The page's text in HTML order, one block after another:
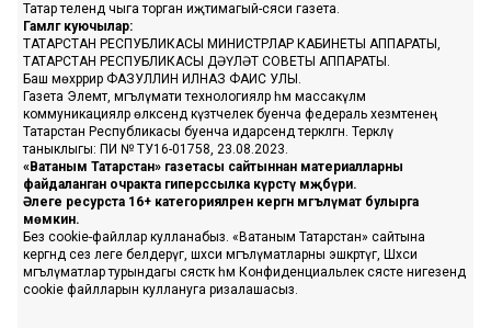
Татар телендә чыга торган иҗтимагый-сәяси газета.
Гамәлгә куючылар:
ТАТАРСТАН РЕСПУБЛИКАСЫ МИНИСТРЛАР КАБИНЕТЫ АППАРАТЫ,
ТАТАРСТАН РЕСПУБЛИКАСЫ ДӘҮЛӘТ СОВЕТЫ АППАРАТЫ.
Баш мөхәррир ФАЗУЛЛИН ИЛНАЗ ФАИС УЛЫ.
Газета Элемтә, мәгълүмати технологияләр һәм массакүләм
коммуникацияләр өлкәсендә күзәтчелек буенча федераль хезмәтенең
Татарстан Республикасы буенча идарәсендә теркәлгән. Теркәлү
таныклыгы: ПИ № ТУ16-01758, 23.08.2023.
«Ватаным Татарстан» газетасы сайтыннан материалларны
файдаланган очракта гиперссылка күрсәтү мәҗбүри.
Әлеге ресурста 16+ категорияләренә кергән мәгълүмат булырга
мөмкин.
Без cookie-файллар кулланабыз. «Ватаным Татарстан» сайтына
кергәндә сез әлеге белдерүгә, шәхси мәгълүматларны эшкәртүгә, Шәхси
мәгълүматлар турындагы сәясәткә һәм Конфиденциальлек сәясәте нигезендә
cookie файлларын куллануга ризалашасыз.